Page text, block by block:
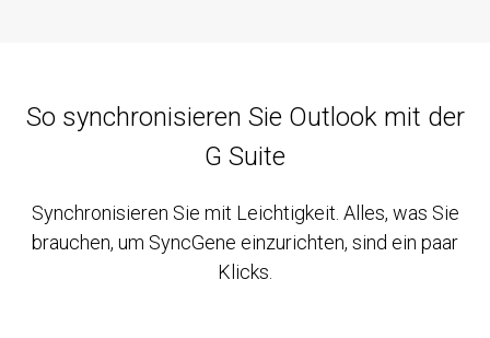
So synchronisieren Sie Outlook mit der
G Suite
Synchronisieren Sie mit Leichtigkeit. Alles, was Sie
brauchen, um SyncGene einzurichten, sind ein paar
Klicks.